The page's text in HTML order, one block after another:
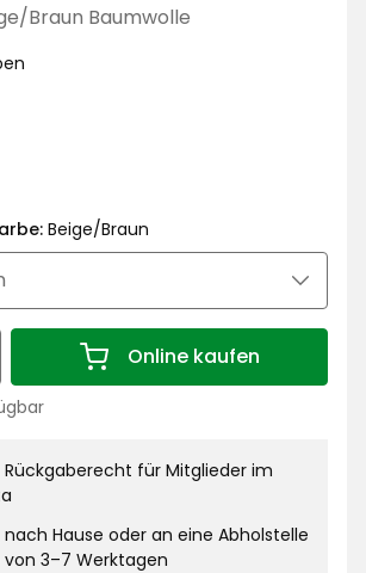
Braun Baumwolle
Beige/Braun
Online kaufen
Menge 1
Rückgaberecht für Mitglieder im
Hause oder an eine Abholstelle
3–7 Werktagen